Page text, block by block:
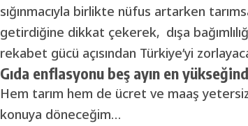
sığınmacıyla birlikte nüfus artarken
getirdiğine dikkat çekerek, dışa
rekabet gücü açısından Türkiye’yi
Gıda enflasyonu beş ayın en
Hem tarım hem de ücret ve maaş
konuya döneceğim…